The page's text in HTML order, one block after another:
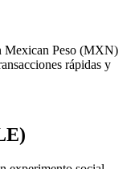
Mexican Peso (MXN)
rápidas y